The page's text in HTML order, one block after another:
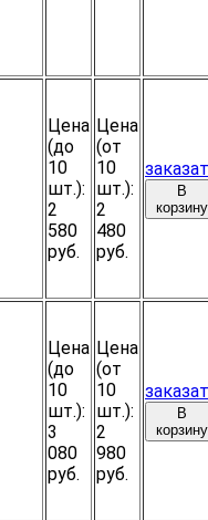
Цена
(до
10
шт.):
2
580
руб.
Цена
(от
10
шт.):
2
480
руб.
В
корзину
Цена
(до
10
шт.):
3
080
руб.
Цена
(от
10
шт.):
2
980
руб.
В
корзину